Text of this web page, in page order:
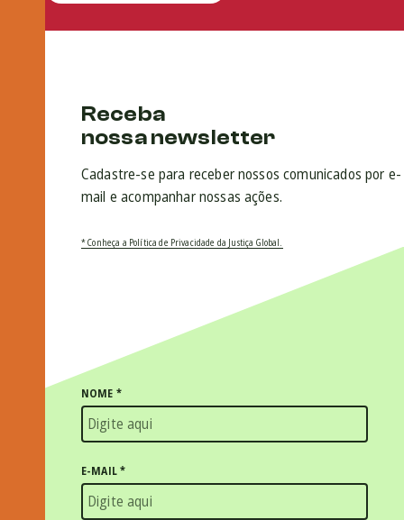
Receba
nossa newsletter
Cadastre-se para receber nossos comunicados por e-
mail e acompanhar nossas ações.
* Conheça a Política de Privacidade da Justiça Global.
NOME *
E-MAIL*